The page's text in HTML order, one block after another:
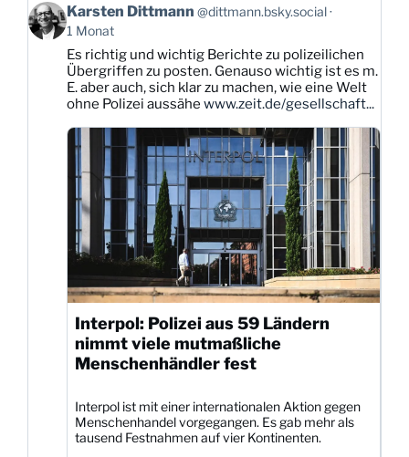
Beitrag
von
Karsten
Dittmann
Bluesky
ansehen
Karsten Dittmann @dittmann.bsky.social
1 Monat
Es richtig und wichtig Berichte zu polizeilichen
Übergriffen zu posten. Genauso wichtig ist es m.
E. aber auch, sich klar zu machen, wie eine Welt
ohne Polizei aussähe www.zeit.de/gesellschaft...
Interpol: Polizei aus 59 Ländern
nimmt viele mutmaßliche
Menschenhändler fest
Interpol ist mit einer internationalen Aktion gegen
Menschenhandel vorgegangen. Es gab mehr als
tausend Festnahmen auf vier Kontinenten.